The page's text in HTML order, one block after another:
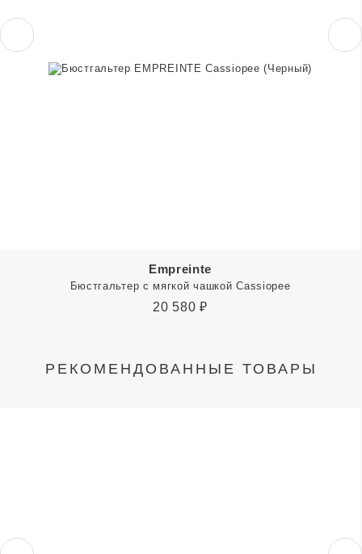
Empreinte
Бюстгальтер с мягкой чашкой Cassiopee
20 580 ₽
РЕКОМЕНДОВАННЫЕ ТОВАРЫ